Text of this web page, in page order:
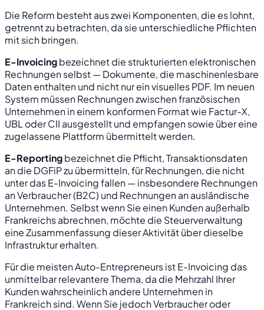
Die Reform besteht aus zwei Komponenten, die es lohnt,
getrennt zu betrachten, da sie unterschiedliche Pflichten
mit sich bringen.
E-Invoicingbezeichnet die strukturierten elektronischen
Rechnungen selbst — Dokumente, die maschinenlesbare
Daten enthalten und nicht nur ein visuelles PDF. Im neuen
System müssen Rechnungen zwischen französischen
Unternehmen in einem konformen Format wie Factur-X,
UBL oder CII ausgestellt und empfangen sowie über eine
zugelassene Plattform übermittelt werden.
E-Reportingbezeichnet die Pflicht, Transaktionsdaten
an die DGFiP zu übermitteln, für Rechnungen, die nicht
unter das E-Invoicing fallen — insbesondere Rechnungen
an Verbraucher (B2C) und Rechnungen an ausländische
Unternehmen. Selbst wenn Sie einen Kunden außerhalb
Frankreichs abrechnen, möchte die Steuerverwaltung
eine Zusammenfassung dieser Aktivität über dieselbe
Infrastruktur erhalten.
Für die meisten Auto-Entrepreneurs ist E-Invoicing das
unmittelbar relevantere Thema, da die Mehrzahl Ihrer
Kunden wahrscheinlich andere Unternehmen in
Frankreich sind. Wenn Sie jedoch Verbraucher oder